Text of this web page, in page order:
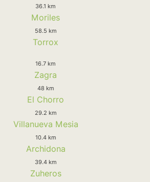
36.1 km
Moriles
58.5 km
Torrox
16.7 km
Zagra
48 km
El Chorro
29.2 km
Villanueva Mesia
10.4 km
Archidona
39.4 km
Zuheros